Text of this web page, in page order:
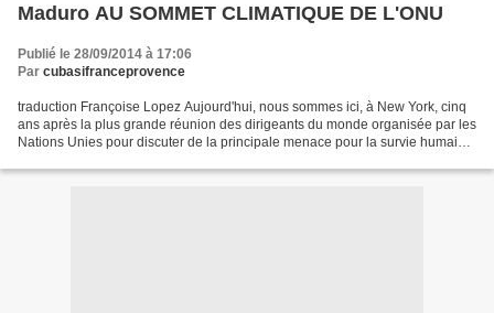
Maduro AU SOMMET CLIMATIQUE DE L'ONU
Publié le 28/09/2014 à 17:06
Par cubasifranceprovence
traduction Françoise Lopez Aujourd'hui, nous sommes ici, à New York, cinq
ans après la plus grande réunion des dirigeants du monde organisée par les
Nations Unies pour discuter de la principale menace pour la survie humaine